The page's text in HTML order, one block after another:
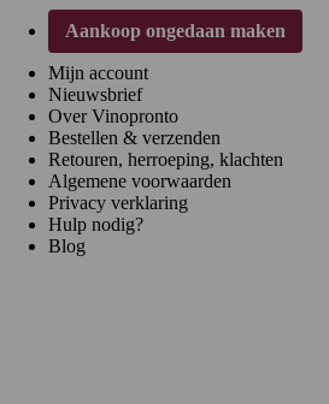
Aankoop ongedaan maken
Mijn account
Nieuwsbrief
Over Vinopronto
Bestellen & verzenden
Retouren, herroeping, klachten
Algemene voorwaarden
Privacy verklaring
Hulp nodig?
Blog